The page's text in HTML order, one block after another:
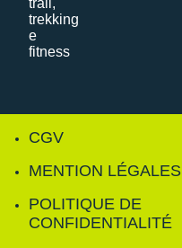
CGV
MENTION LÉGALES
POLITIQUE DE
CONFIDENTIALITÉ